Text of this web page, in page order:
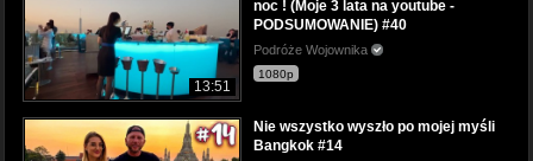
13:51
noc ! (Moje 3 lata na youtube -
PODSUMOWANIE) #40
Podróże Wojownika
1080p
Nie wszystko wyszło po mojej myśli
Bangkok #14